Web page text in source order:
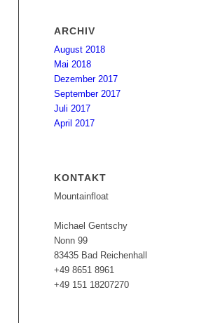
ARCHIV
August 2018
Mai 2018
Dezember 2017
September 2017
Juli 2017
April 2017
KONTAKT
Mountainfloat
Michael Gentschy
Nonn 99
83435 Bad Reichenhall
+49 8651 8961
+49 151 18207270